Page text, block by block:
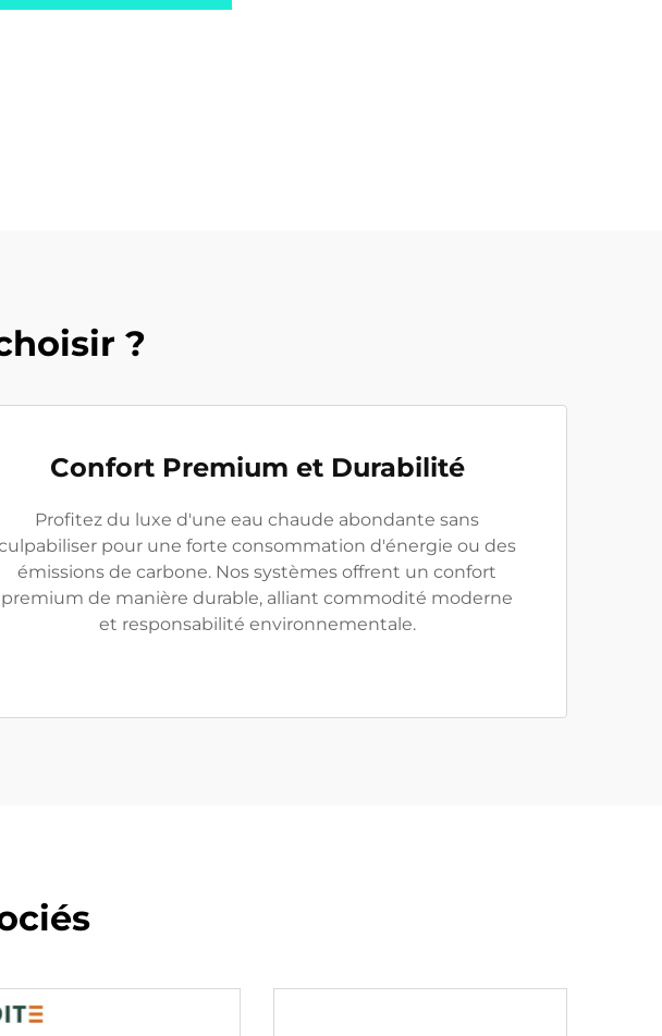
?
Confort Premium et Durabilité
Profitez du luxe d'une eau chaude abondante sans
pour une forte consommation d'énergie ou des
émissions de carbone. Nos systèmes offrent un confort
premium de manière durable, alliant commodité moderne
et responsabilité environnementale.